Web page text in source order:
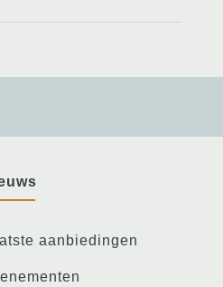
aanbiedingen